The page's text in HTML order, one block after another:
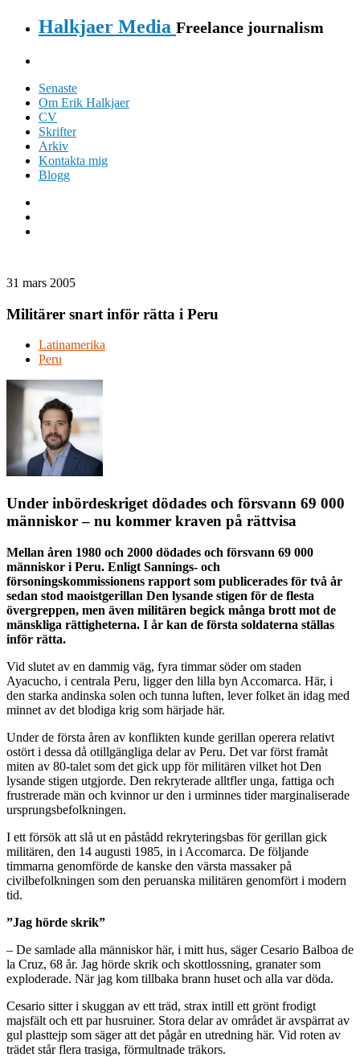
Halkjaer Media Freelance journalism
Senaste
Om Erik Halkjaer
CV
Skrifter
Arkiv
Kontakta mig
Blogg
31 mars 2005
Militärer snart inför rätta i Peru
Latinamerika
Peru
Under inbördeskriget dödades och försvann 69 000
människor – nu kommer kraven på rättvisa
Mellan åren 1980 och 2000 dödades och försvann 69 000
människor i Peru. Enligt Sannings- och
försoningskommissionens rapport som publicerades för två år
sedan stod maoistgerillan Den lysande stigen för de flesta
övergreppen, men även militären begick många brott mot de
mänskliga rättigheterna. I år kan de första soldaterna ställas
inför rätta.
Vid slutet av en dammig väg, fyra timmar söder om staden
Ayacucho, i centrala Peru, ligger den lilla byn Accomarca. Här, i
den starka andinska solen och tunna luften, lever folket än idag med
minnet av det blodiga krig som härjade här.
Under de första åren av konflikten kunde gerillan operera relativt
ostört i dessa då otillgängliga delar av Peru. Det var först framåt
miten av 80-talet som det gick upp för militären vilket hot Den
lysande stigen utgjorde. Den rekryterade alltfler unga, fattiga och
frustrerade män och kvinnor ur den i urminnes tider marginaliserade
ursprungsbefolkningen.
I ett försök att slå ut en påstådd rekryteringsbas för gerillan gick
militären, den 14 augusti 1985, in i Accomarca. De följande
timmarna genomförde de kanske den värsta massaker på
civilbefolkningen som den peruanska militären genomfört i modern
tid.
”Jag hörde skrik”
– De samlade alla människor här, i mitt hus, säger Cesario Balboa de
la Cruz, 68 år. Jag hörde skrik och skottlossning, granater som
exploderade. När jag kom tillbaka brann huset och alla var döda.
Cesario sitter i skuggan av ett träd, strax intill ett grönt frodigt
majsfält och ett par husruiner. Stora delar av området är avspärrat av
gul plasttejp som säger att det pågår en utredning här. Vid roten av
trädet står flera trasiga, förmultnade träkors.